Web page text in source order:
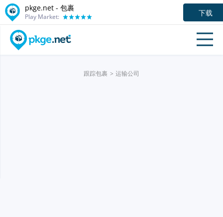
pkge.net - 包裹
Play Market: 下载
跟踪包裹 运输公司